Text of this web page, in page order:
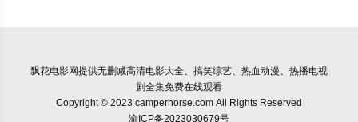
飘花电影网提供无删减高清电影大全、搞笑综艺、热血动漫、热播电视
剧全集免费在线观看
Copyright © 2023 camperhorse.com All Rights Reserved
渝ICP备2023030679号